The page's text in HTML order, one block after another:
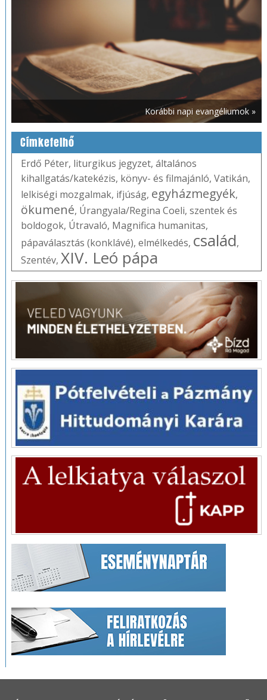
Korábbi napi evangéliumok »
Címkefelhő
Erdő Péter, liturgikus jegyzet, általános
kihallgatás/katekézis, könyv- és filmajánló, Vatikán,
lelkiségi mozgalmak, ifjúság, egyházmegyék,
ökumené, Úrangyala/Regina Coeli, szentek és
boldogok, Útravaló, Magnifica humanitas,
pápaválasztás (konklávé), elmélkedés, család,
Szentév, XIV. Leó pápa